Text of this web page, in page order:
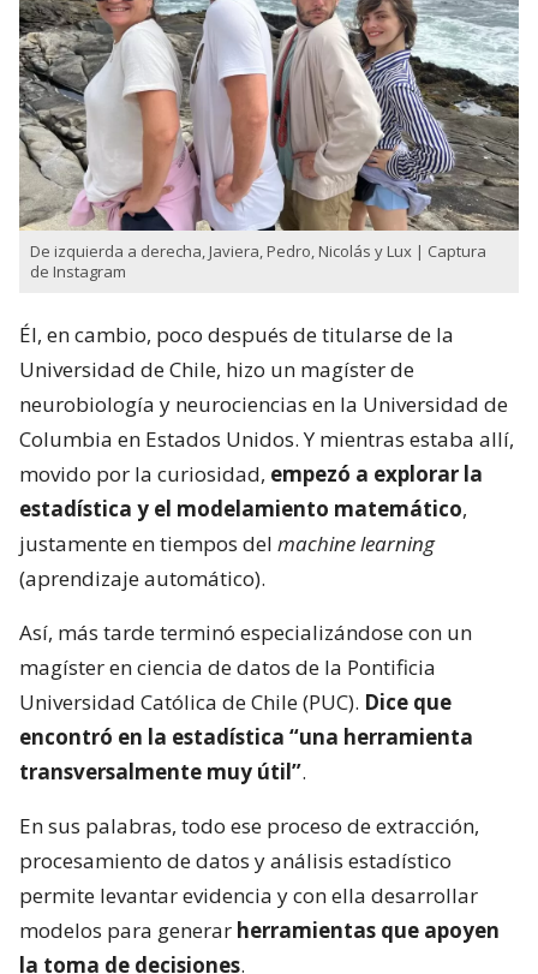
De izquierda a derecha, Javiera, Pedro, Nicolás y Lux | Captura
de Instagram
Él, en cambio, poco después de titularse de la
Universidad de Chile, hizo un magíster de
neurobiología y neurociencias en la Universidad de
Columbia en Estados Unidos. Y mientras estaba allí,
movido por la curiosidad, empezó a explorar la
estadística y el modelamiento matemático,
justamente en tiempos del machine learning
(aprendizaje automático).
Así, más tarde terminó especializándose con un
magíster en ciencia de datos de la Pontificia
Universidad Católica de Chile (PUC). Dice que
encontró en la estadística “una herramienta
transversalmente muy útil”.
En sus palabras, todo ese proceso de extracción,
procesamiento de datos y análisis estadístico
permite levantar evidencia y con ella desarrollar
modelos para generar herramientas que apoyen
la toma de decisiones.